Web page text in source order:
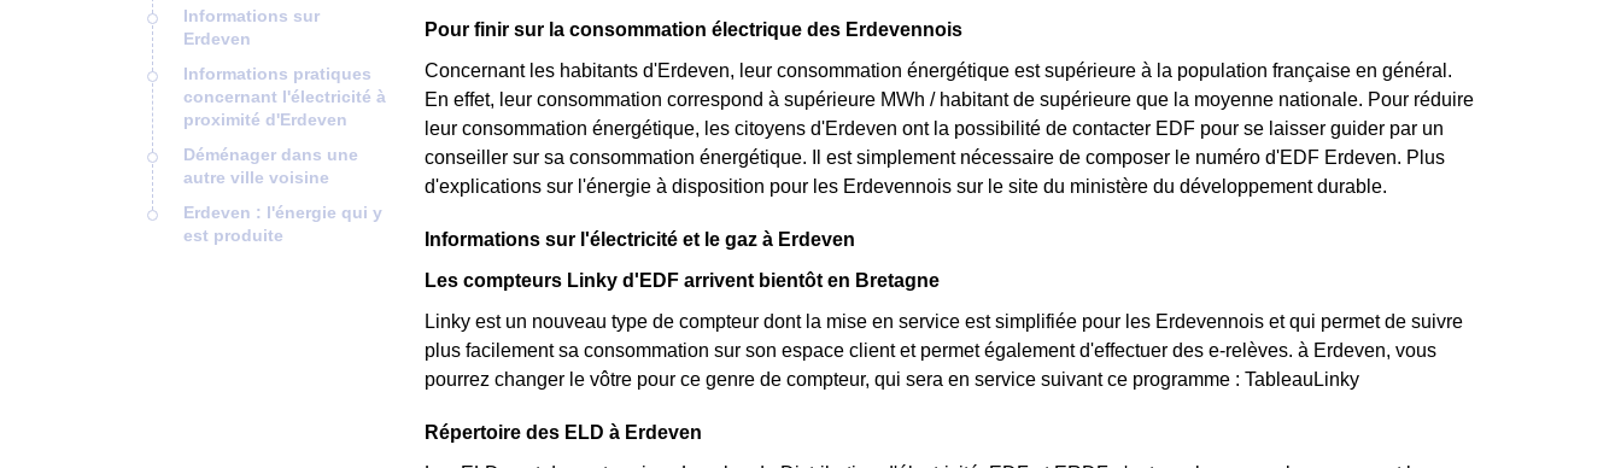
Informations sur
Erdeven
Informations pratiques
concernant l'électricité à
proximité d'Erdeven
Déménager dans une
autre ville voisine
Erdeven : l'énergie qui y
est produite
Pour finir sur la consommation électrique des Erdevennois
Concernant les habitants d'Erdeven, leur consommation énergétique est supérieure à la population française en général.
En effet, leur consommation correspond à supérieure MWh / habitant de supérieure que la moyenne nationale. Pour réduire
leur consommation énergétique, les citoyens d'Erdeven ont la possibilité de contacter EDF pour se laisser guider par un
conseiller sur sa consommation énergétique. Il est simplement nécessaire de composer le numéro d'EDF Erdeven. Plus
d'explications sur l'énergie à disposition pour les Erdevennois sur le site du ministère du développement durable.
Informations sur l'électricité et le gaz à Erdeven
Les compteurs Linky d'EDF arrivent bientôt en Bretagne
Linky est un nouveau type de compteur dont la mise en service est simplifiée pour les Erdevennois et qui permet de suivre
plus facilement sa consommation sur son espace client et permet également d'effectuer des e-relèves. à Erdeven, vous
pourrez changer le vôtre pour ce genre de compteur, qui sera en service suivant ce programme : TableauLinky
Répertoire des ELD à Erdeven